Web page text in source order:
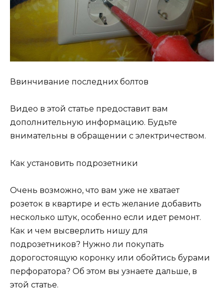
Ввинчивание последних болтов
Видео в этой статье предоставит вам
дополнительную информацию. Будьте
внимательны в обращении с электричеством.
Как установить подрозетники
Очень возможно, что вам уже не хватает
розеток в квартире и есть желание добавить
несколько штук, особенно если идет ремонт.
Как и чем высверлить нишу для
подрозетников? Нужно ли покупать
дорогостоящую коронку или обойтись бурами
перфоратора? Об этом вы узнаете дальше, в
этой статье.